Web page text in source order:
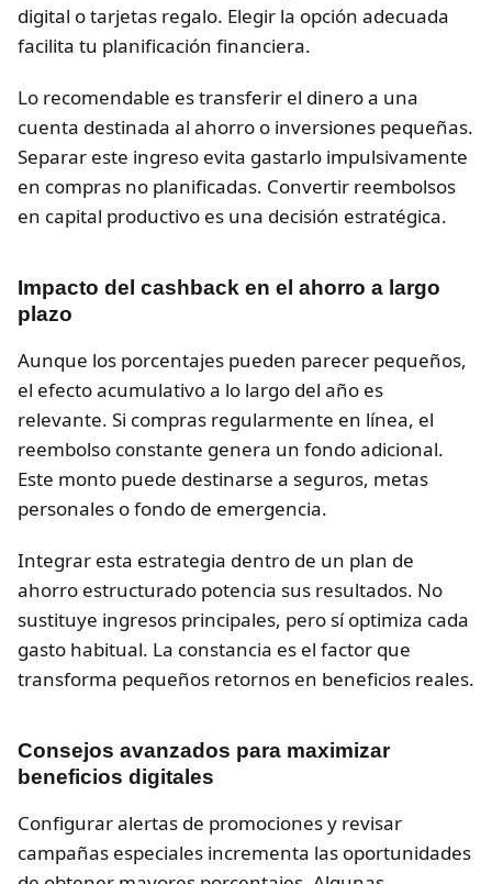
digital o tarjetas regalo. Elegir la opción adecuada
facilita tu planificación financiera.
Lo recomendable es transferir el dinero a una
cuenta destinada al ahorro o inversiones pequeñas.
Separar este ingreso evita gastarlo impulsivamente
en compras no planificadas. Convertir reembolsos
en capital productivo es una decisión estratégica.
Impacto del cashback en el ahorro a largo
plazo
Aunque los porcentajes pueden parecer pequeños,
el efecto acumulativo a lo largo del año es
relevante. Si compras regularmente en línea, el
reembolso constante genera un fondo adicional.
Este monto puede destinarse a seguros, metas
personales o fondo de emergencia.
Integrar esta estrategia dentro de un plan de
ahorro estructurado potencia sus resultados. No
sustituye ingresos principales, pero sí optimiza cada
gasto habitual. La constancia es el factor que
transforma pequeños retornos en beneficios reales.
Consejos avanzados para maximizar
beneficios digitales
Configurar alertas de promociones y revisar
campañas especiales incrementa las oportunidades